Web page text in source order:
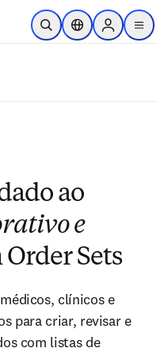
Ir para o conteúdo principal
Pesquisa aberta
Seletor deSign in to
menu
ao
e
Sets
clínicos e
para criar, revisar e
com listas de